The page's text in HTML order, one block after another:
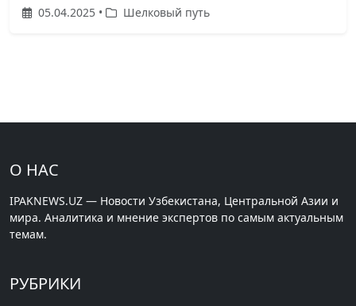
05.04.2025 • Шелковый путь
О НАС
IPAKNEWS.UZ — Новости Узбекистана, Центральной Азии и
мира. Аналитика и мнение экспертов по самым актуальным
темам.
РУБРИКИ